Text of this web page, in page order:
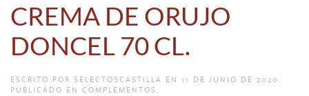
CREMA DE ORUJO
DONCEL 70 CL.
ESCRITO POR SELECTOSCASTILLA EN 11 DE JUNIO DE 2020 .
PUBLICADO EN COMPLEMENTOS .